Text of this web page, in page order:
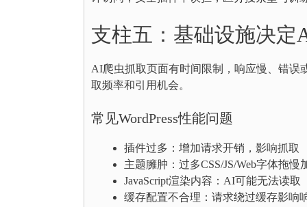
支柱五：基础设施决定
AI爬虫抓取页面有时间限制，响应慢、错误
取频率和引用机会。
常见WordPress性能问题
插件过多：增加请求开销，影响抓取
主题臃肿：过多CSS/JS/Web字体拖慢
JavaScript渲染内容：AI可能无法读取
缓存配置不合理：请求绕过缓存影响